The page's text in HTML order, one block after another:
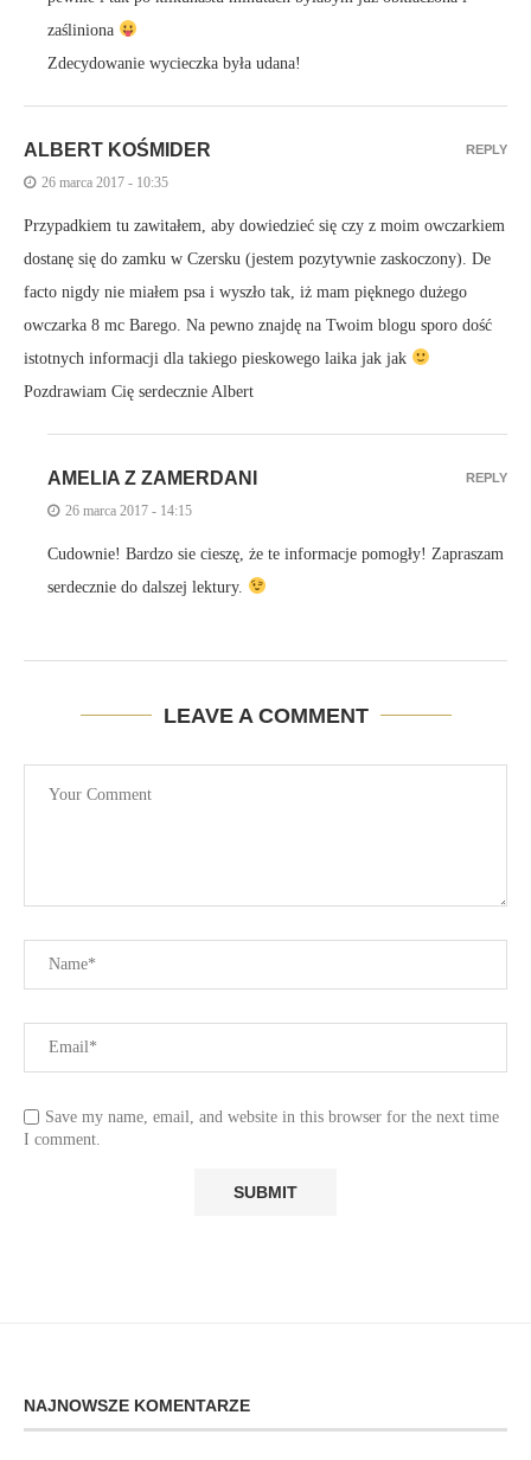
zaśliniona
Zdecydowanie wycieczka była udana!
ALBERT KOŚMIDER
26 marca 2017 - 10:35
Przypadkiem tu zawitałem, aby dowiedzieć się czy z moim owczarkiem
dostanę się do zamku w Czersku (jestem pozytywnie zaskoczony). De
facto nigdy nie miałem psa i wyszło tak, iż mam pięknego dużego
owczarka 8 mc Barego. Na pewno znajdę na Twoim blogu sporo dość
istotnych informacji dla takiego pieskowego laika jak jak
Pozdrawiam Cię serdecznie Albert
REPLY
AMELIA Z ZAMERDANI
26 marca 2017 - 14:15
Cudownie! Bardzo sie cieszę, że te informacje pomogły! Zapraszam
serdecznie do dalszej lektury.
REPLY
LEAVE A COMMENT
Save my name, email, and website in this browser for the next time
I comment.
NAJNOWSZE KOMENTARZE